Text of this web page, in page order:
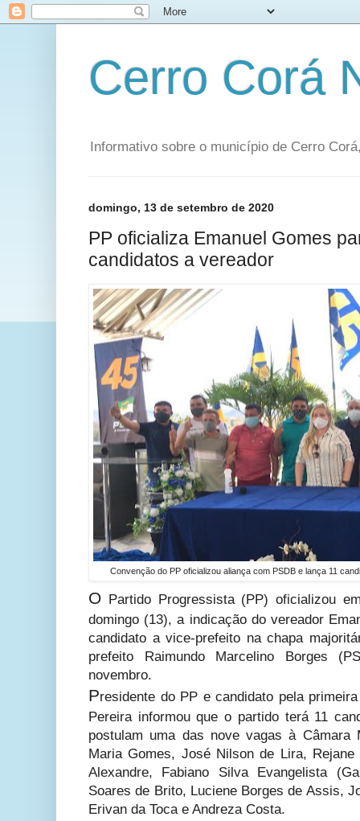
Cerro Corá
Informativo sobre o município de Cerro
domingo, 13 de setembro de 2020
PP oficializa Emanuel Gomes
candidatos a vereador
Convenção do PP oficializou aliança com PSDB e lança 11
O Partido Progressista (PP) oficializou
domingo (13), a indicação do vereador
candidato a vice-prefeito na chapa
prefeito Raimundo Marcelino Borges
novembro.
Presidente do PP e candidato pela
Pereira informou que o partido terá 11
postulam uma das nove vagas à Câmara
Maria Gomes, José Nilson de Lira,
Alexandre, Fabiano Silva Evangelista
Soares de Brito, Luciene Borges de Assis,
Erivan da Toca e Andreza Costa.